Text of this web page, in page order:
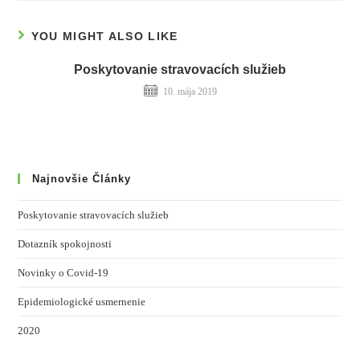
YOU MIGHT ALSO LIKE
Poskytovanie stravovacích služieb
10. mája 2019
Najnovšie Články
Poskytovanie stravovacích služieb
Dotazník spokojnosti
Novinky o Covid-19
Epidemiologické usmernenie
2020